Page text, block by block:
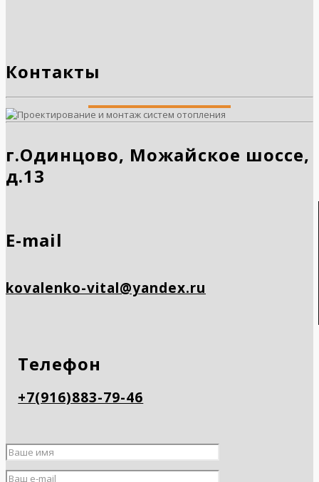
Контакты
г.Одинцово, Можайское шоссе,
д.13
E-mail
kovalenko-vital@yandex.ru
Телефон
+7(916)883-79-46